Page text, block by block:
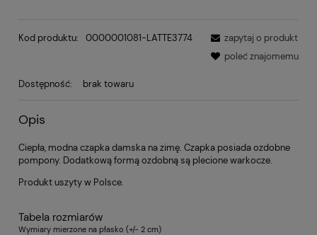
Kod produktu: 0000001081-LATTE3774
zapytaj o produkt
poleć znajomemu
Dostępność: brak towaru
Opis
Ciepła, modna czapka damska na zimę. Czapka posiada ozdobne
pompony. Dodatkową formą ozdobną są plecione warkocze.
Produkt uszyty w Polsce.
Tabela rozmiarów
Wymiary mierzone na płasko (+/- 2 cm)